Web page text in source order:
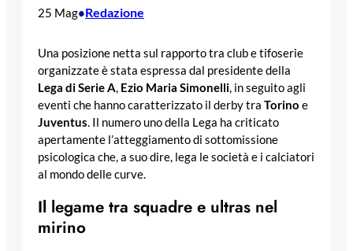
25 Mag•Redazione
Una posizione netta sul rapporto tra club e tifoserie
organizzate è stata espressa dal presidente della
Lega di Serie A, Ezio Maria Simonelli, in seguito agli
eventi che hanno caratterizzato il derby tra Torino e
Juventus. Il numero uno della Lega ha criticato
apertamente l’atteggiamento di sottomissione
psicologica che, a suo dire, lega le società e i calciatori
al mondo delle curve.
Il legame tra squadre e ultras nel
mirino